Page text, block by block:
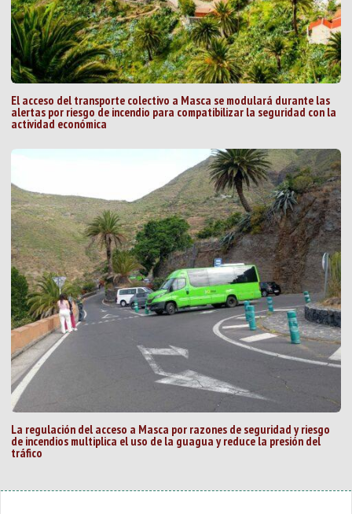
El acceso del transporte colectivo a Masca se modulará durante las
alertas por riesgo de incendio para compatibilizar la seguridad con la
actividad económica
La regulación del acceso a Masca por razones de seguridad y riesgo
de incendios multiplica el uso de la guagua y reduce la presión del
tráfico